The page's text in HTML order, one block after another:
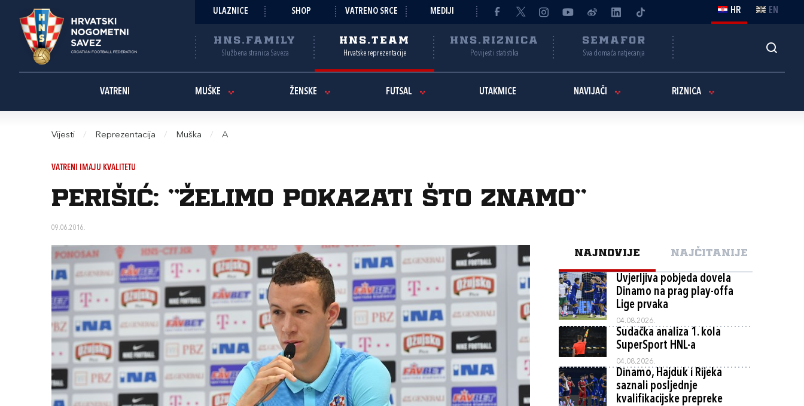
ULAZNICE SHOP VATRENO SRCE MEDIJI HR EN
HNS.FAMILY
Službena stranica Saveza
HNS.TEAM
Hrvatske reprezentacije
HNS.RIZNICA
Povijest i statistika
SEMAFOR
Sva domaća natjecanja
VATRENI MUŠKE ŽENSKE FUTSAL UTAKMICE NAVIJAČI RIZNICA
Vijesti / Reprezentacija / Muška / A
VATRENI IMAJU KVALITETU
Perišić: "Želimo pokazati što znamo"
09.06.2016.
NAJNOVIJE NAJČITANIJE
Uvjerljiva pobjeda dovela
Dinamo na prag play-offa
Lige prvaka
04.08.2026.
Sudačka analiza 1. kola
SuperSport HNL-a
04.08.2026.
Dinamo, Hajduk i Rijeka
saznali posljednje
kvalifikacijske prepreke